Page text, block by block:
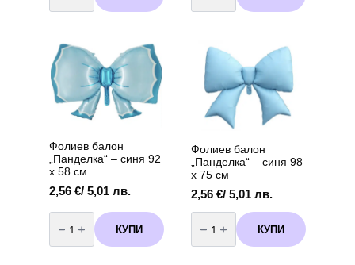
балони
Лило
и
Стич
(Lilo
and
Stitch)-
60
броя
балон
Фолиев балон
„Панделка“ – синя 92
х 58 см
2,56 €/ 5,01 лв.
количество
за
Фолиев
балон
КУПИ
Фолиев балон
„Панделка“ – синя 98
х 75 см
2,56 €/ 5,01 лв.
количество
за
Фолиев
балон
КУПИ